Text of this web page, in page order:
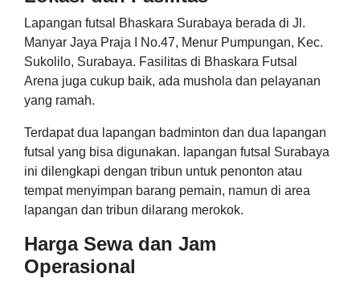
Lapangan futsal Bhaskara Surabaya berada di Jl.
Manyar Jaya Praja I No.47, Menur Pumpungan, Kec.
Sukolilo, Surabaya. Fasilitas di Bhaskara Futsal
Arena juga cukup baik, ada mushola dan pelayanan
yang ramah.
Terdapat dua lapangan badminton dan dua lapangan
futsal yang bisa digunakan. lapangan futsal Surabaya
ini dilengkapi dengan tribun untuk penonton atau
tempat menyimpan barang pemain, namun di area
lapangan dan tribun dilarang merokok.
Harga Sewa dan Jam
Operasional